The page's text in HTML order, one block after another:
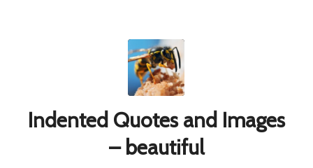
Indented Quotes and Images
– beautiful